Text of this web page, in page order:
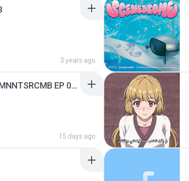
3 years ago
[Witanime.com] RKNGMNNTSRCMB EP 05 HD.mp4
15 days ago